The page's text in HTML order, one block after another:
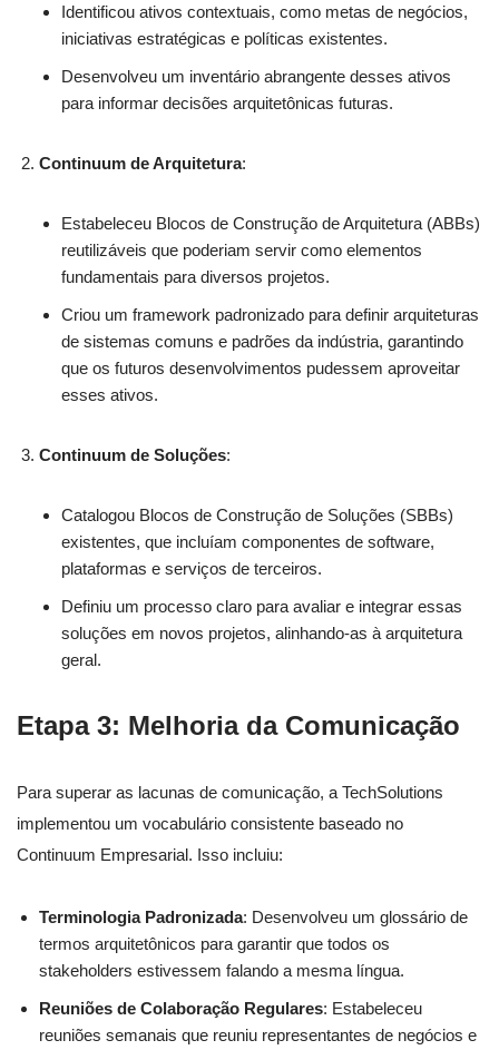
Identificou ativos contextuais, como metas de negócios,
iniciativas estratégicas e políticas existentes.
Desenvolveu um inventário abrangente desses ativos
para informar decisões arquitetônicas futuras.
Continuum de Arquitetura:
Estabeleceu Blocos de Construção de Arquitetura (ABBs)
reutilizáveis que poderiam servir como elementos
fundamentais para diversos projetos.
Criou um framework padronizado para definir arquiteturas
de sistemas comuns e padrões da indústria, garantindo
que os futuros desenvolvimentos pudessem aproveitar
esses ativos.
Continuum de Soluções:
Catalogou Blocos de Construção de Soluções (SBBs)
existentes, que incluíam componentes de software,
plataformas e serviços de terceiros.
Definiu um processo claro para avaliar e integrar essas
soluções em novos projetos, alinhando-as à arquitetura
geral.
Etapa 3: Melhoria da Comunicação
Para superar as lacunas de comunicação, a TechSolutions
implementou um vocabulário consistente baseado no
Continuum Empresarial. Isso incluiu:
Terminologia Padronizada: Desenvolveu um glossário de
termos arquitetônicos para garantir que todos os
stakeholders estivessem falando a mesma língua.
Reuniões de Colaboração Regulares: Estabeleceu
reuniões semanais que reuniu representantes de negócios e